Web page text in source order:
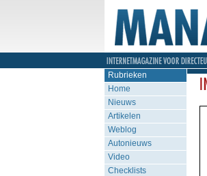
Rubrieken
Home
Nieuws
Artikelen
Weblog
Autonieuws
Video
Checklists